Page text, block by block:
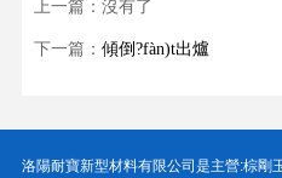
上一篇：沒有了
下一篇： 傾倒?fàn)t出爐
洛陽耐寶新型材料有限公司是主營:棕剛